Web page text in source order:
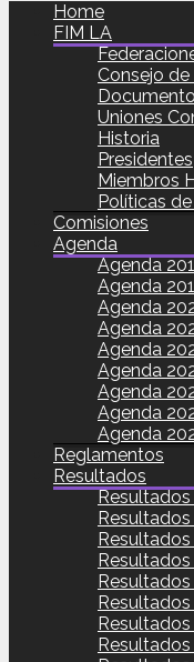
Home
FIM LA
Consejo
Uniones
Historia
Presidentes
Miembros
Políticas
Comisiones
Agenda
Agenda
Agenda
Agenda
Agenda
Agenda
Agenda
Agenda
Agenda
Agenda
Reglamentos
Resultados
Resultados
Resultados
Resultados
Resultados
Resultados
Resultados
Resultados